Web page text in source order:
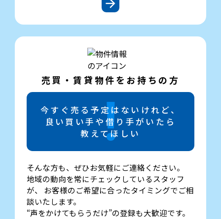
売買・賃貸物件をお持ちの方
今すぐ売る予定はないけれど、
良い買い手や借り手がいたら
教えてほしい
そんな方も、ぜひお気軽にご連絡ください。
地域の動向を常にチェックしているスタッフ
が、 お客様のご希望に合ったタイミングでご相
談いたします。
“声をかけてもらうだけ”の登録も大歓迎です。